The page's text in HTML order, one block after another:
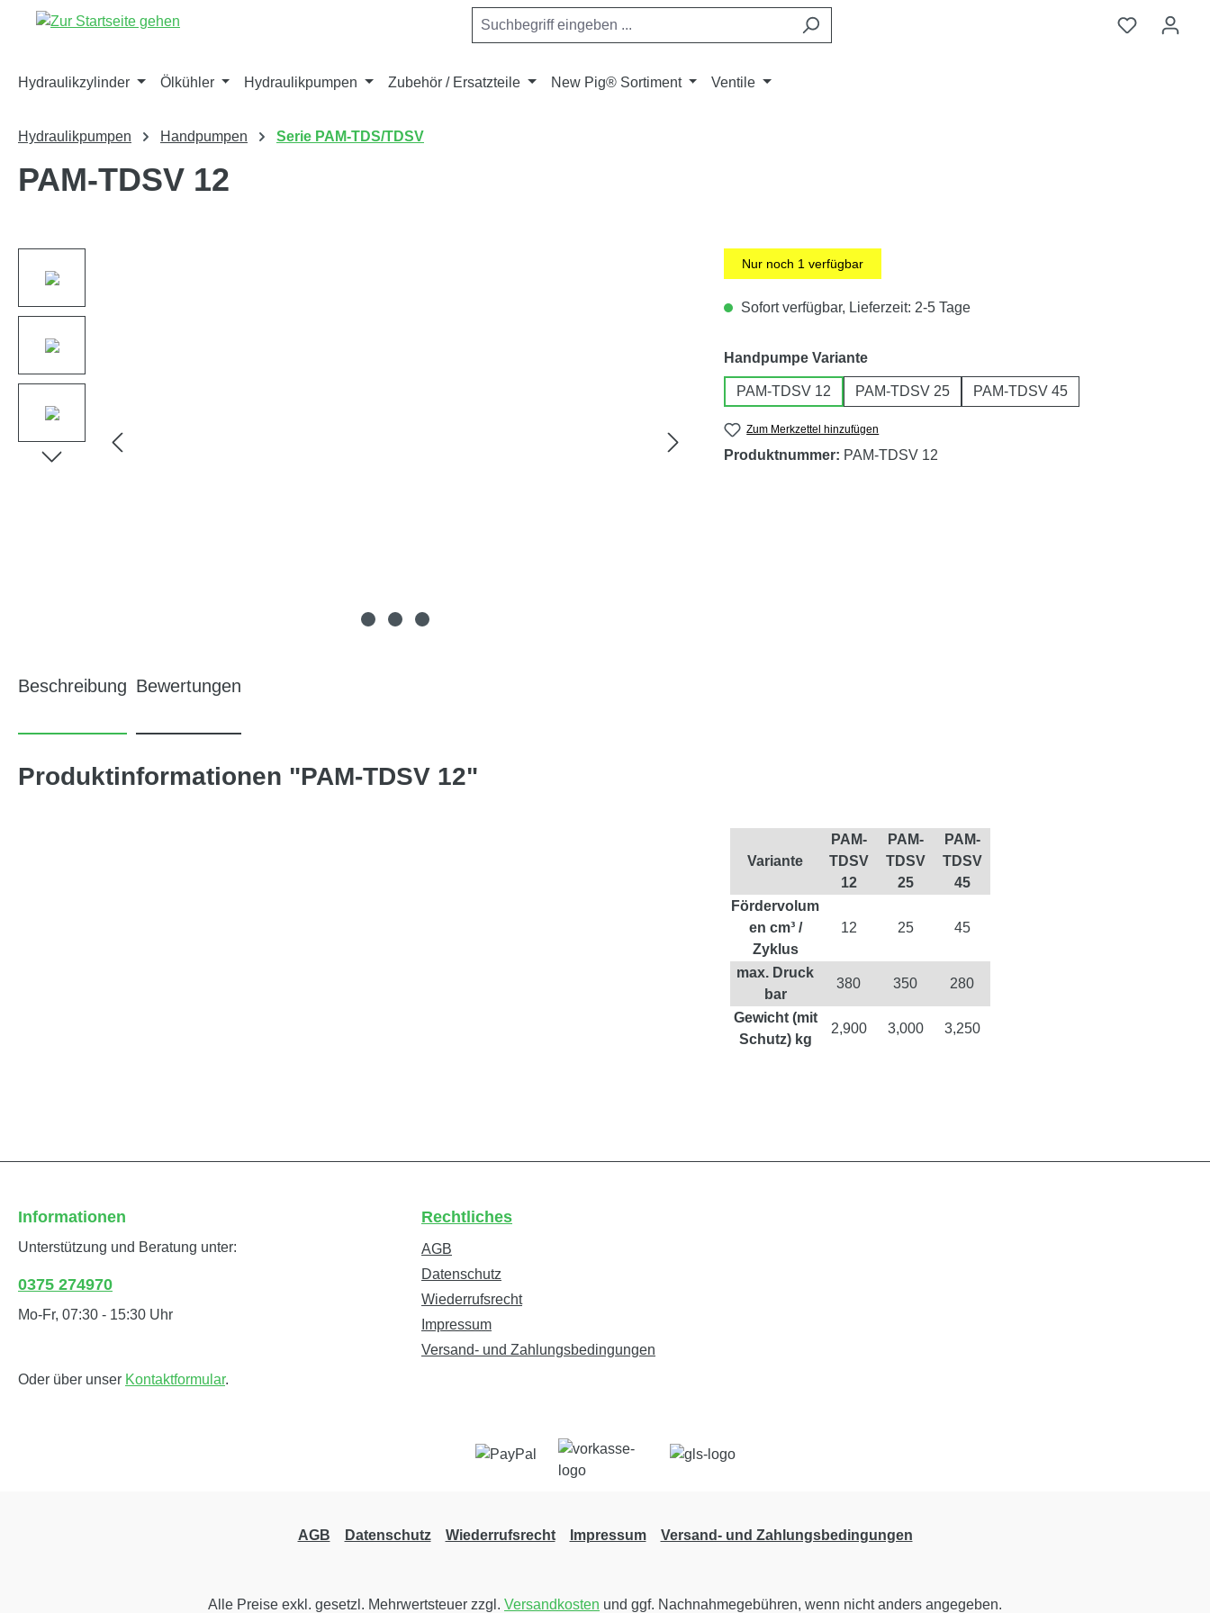
Zur Hauptnavigation springen
Hydraulikzylinder Ölkühler Hydraulikpumpen Zubehör / Ersatzteile New Pig® Sortiment Ventile
Hydraulikpumpen Handpumpen Serie PAM-TDS/TDSV
PAM-TDSV 12
Nur noch 1 verfügbar
Sofort verfügbar, Lieferzeit: 2-5 Tage
Handpumpe Varianteauswählen
PAM-TDSV 12 PAM-TDSV 25 PAM-TDSV 45
Zum Merkzettel hinzufügen
Produktnummer: PAM-TDSV 12
Beschreibung Bewertungen
Produktinformationen "PAM-TDSV 12"
Variante
PAM-
TDSV
12
PAM-
TDSV
25
PAM-
TDSV
45
Fördervolum
en cm³ /
Zyklus
12 25 45
max. Druck
bar
380 350 280
Gewicht (mit
Schutz) kg
2,900 3,000 3,250
Informationen
Unterstützung und Beratung unter:
0375 274970
Mo-Fr, 07:30 - 15:30 Uhr
Oder über unser Kontaktformular.
Rechtliches
AGB
Datenschutz
Wiederrufsrecht
Impressum
Versand- und Zahlungsbedingungen
AGB Datenschutz Wiederrufsrecht Impressum Versand- und Zahlungsbedingungen
Alle Preise exkl. gesetzl. Mehrwertsteuer zzgl. Versandkosten und ggf. Nachnahmegebühren, wenn nicht anders angegeben.